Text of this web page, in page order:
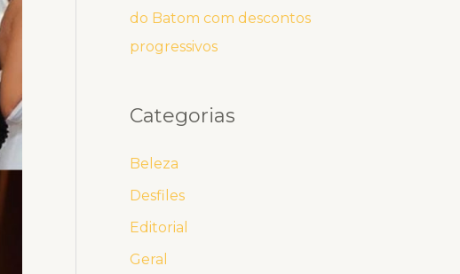
do Batom com descontos
progressivos
Categorias
Beleza
Desfiles
Editorial
Geral